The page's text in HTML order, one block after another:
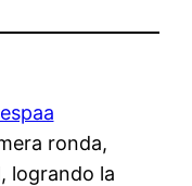
ronda,
logrando la